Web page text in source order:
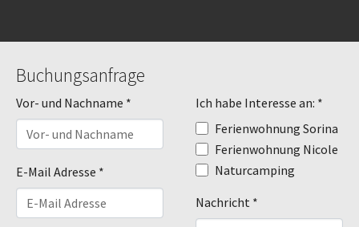
Buchungsanfrage
Vor- und Nachname *
E-Mail Adresse *
Ich habe Interesse an: *
Ferienwohnung Sorina
Ferienwohnung Nicole
Naturcamping
Nachricht *